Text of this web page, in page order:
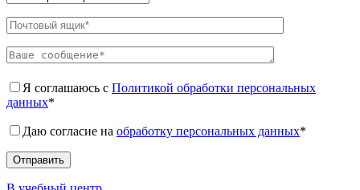
Я соглашаюсь с Политикой обработки персональных
данных*
Даю согласие на обработку персональных данных*